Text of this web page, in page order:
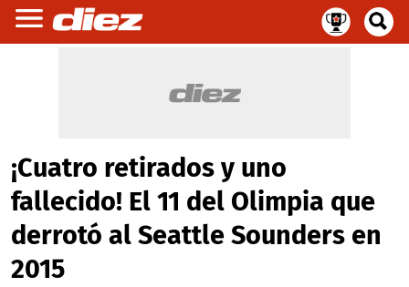
¡Cuatro retirados y uno
fallecido! El 11 del Olimpia que
derrotó al Seattle Sounders en
2015